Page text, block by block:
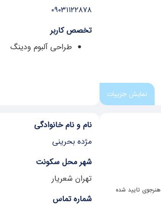
نمایش جزییات
۰۹۰۳۱۱۲۲۸۷۸
تخصص کاربر
طراحی آلبوم ودینگ
هنرجوی تایید شده
نام و نام خانوادگی
مژده بحرینی
شهر محل سکونت
تهران شعریار
شماره تماس